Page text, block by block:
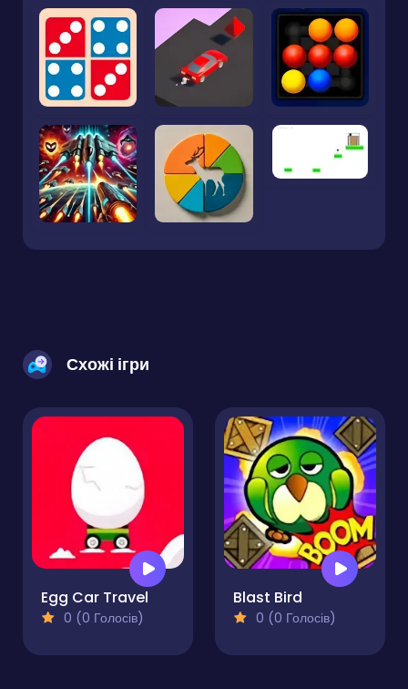
Схожі ігри
Egg Car Travel
0 (0 Голосів)
Blast Bird
0 (0 Голосів)